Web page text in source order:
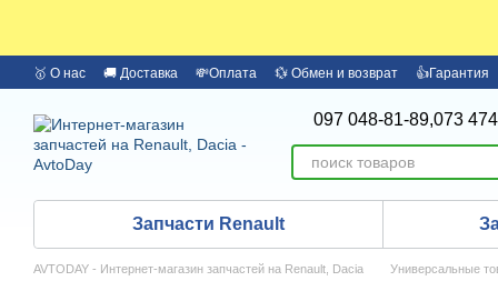
🥇 О нас 🚚 Доставка 💸Оплата 💱 Обмен и возврат
👍Гарантия
097 048-81-89,073
Запчасти Renault
AVTODAY - Интернет-магазин запчастей на Renault, Dacia Универсальные